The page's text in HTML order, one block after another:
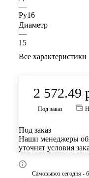
—
Ру16
Диаметр
—
15
Все характеристики
2 572.49
Под заказ
Под заказ
Наши менеджеры
уточнят условия
Самовывоз сегодня -